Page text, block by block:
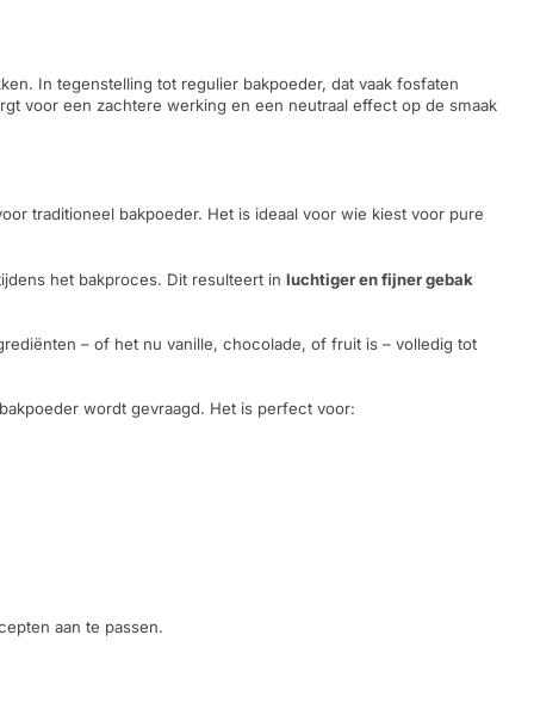
In tegenstelling tot regulier bakpoeder, dat vaak fosfaten
voor een zachtere werking en een neutraal effect op de smaak
traditioneel bakpoeder. Het is ideaal voor wie kiest voor pure
het bakproces. Dit resulteert in luchtiger en fijner gebak
– of het nu vanille, chocolade, of fruit is – volledig tot
wordt gevraagd. Het is perfect voor:
aan te passen.